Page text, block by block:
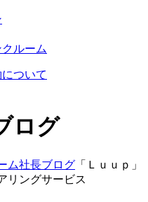
ルーム
ついて
ログ
ム社長ブログ 「Ｌｕｕｐ」
リングサービス